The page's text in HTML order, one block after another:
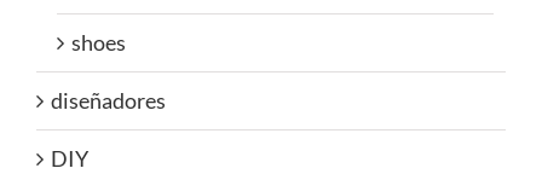
shoes
diseñadores
DIY